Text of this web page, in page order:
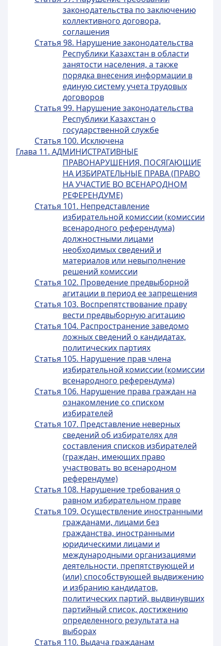
законодательства по заключению
коллективного договора,
соглашения
Статья 98. Нарушение законодательства
Республики Казахстан в области
занятости населения, а также
порядка внесения информации в
единую систему учета трудовых
договоров
Статья 99. Нарушение законодательства
Республики Казахстан о
государственной службе
Статья 100. Исключена
Глава 11. АДМИНИСТРАТИВНЫЕ
ПРАВОНАРУШЕНИЯ, ПОСЯГАЮЩИЕ
НА ИЗБИРАТЕЛЬНЫЕ ПРАВА (ПРАВО
НА УЧАСТИЕ ВО ВСЕНАРОДНОМ
РЕФЕРЕНДУМЕ)
Статья 101. Непредставление
избирательной комиссии (комиссии
всенародного референдума)
должностными лицами
необходимых сведений и
материалов или невыполнение
решений комиссии
Статья 102. Проведение предвыборной
агитации в период ее запрещения
Статья 103. Воспрепятствование праву
вести предвыборную агитацию
Статья 104. Распространение заведомо
ложных сведений о кандидатах,
политических партиях
Статья 105. Нарушение прав члена
избирательной комиссии (комиссии
всенародного референдума)
Статья 106. Нарушение права граждан на
ознакомление со списком
избирателей
Статья 107. Представление неверных
сведений об избирателях для
составления списков избирателей
(граждан, имеющих право
участвовать во всенародном
референдуме)
Статья 108. Нарушение требования о
равном избирательном праве
Статья 109. Осуществление иностранными
гражданами, лицами без
гражданства, иностранными
юридическими лицами и
международными организациями
деятельности, препятствующей и
(или) способствующей выдвижению
и избранию кандидатов,
политических партий, выдвинувших
партийный список, достижению
определенного результата на
выборах
Статья 110. Выдача гражданам